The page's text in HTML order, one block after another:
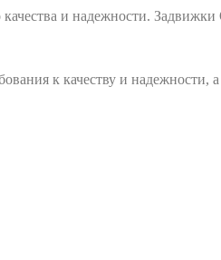
и надежности.
к качеству и надежности,